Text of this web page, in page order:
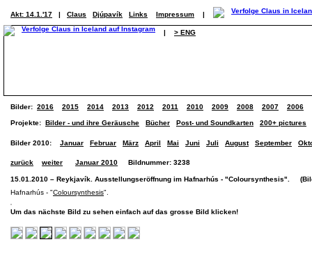
Akt: 14.1.'17 | Claus Djúpavík Links Impressum |
| > ENG
Bilder: 2016 2015 2014 2013 2012 2011 2010 2009 2008 2007 2006
Projekte: Bilder - und ihre Geräusche Bücher Post- und Soundkarten 200+ pictures
Bilder 2010: Januar Februar März April Mai Juni Juli August September
zurück weiter Januar 2010 Bildnummer: 3238
15.01.2010 – Reykjavík. Ausstellungseröffnung im Hafnarhús - "Coloursynthesis".
Hafnarhús - "Coloursynthesis".
Um das nächste Bild zu sehen einfach auf das grosse Bild klicken!